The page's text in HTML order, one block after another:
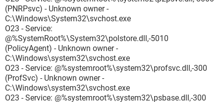
(PNRPsvc) - Unknown owner -
C:\Windows\System32\svchost.exe
O23 - Service:
@%SystemRoot%\System32\polstore.dll,-5010
(PolicyAgent) - Unknown owner -
C:\Windows\system32\svchost.exe
O23 - Service: @%systemroot%\system32\profsvc.dll,-300
(ProfSvc) - Unknown owner -
C:\Windows\system32\svchost.exe
O23 - Service: @%systemroot%\system32\psbase.dll,-300